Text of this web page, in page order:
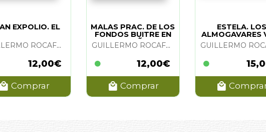
EXPOLIO. EL
GUILLERMO ROCAFORT
12,00€
Comprar
MALAS PRAC. DE LOS
FONDOS BUITRE EN
ESPAÑA
GUILLERMO ROCAFORT
12,00€
Comprar
ESTELA. LOS
ALMOGAVARES
1